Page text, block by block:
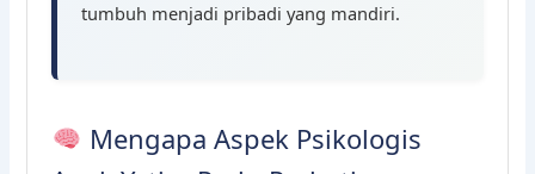
tumbuh menjadi pribadi yang mandiri.
Mengapa Aspek Psikologis